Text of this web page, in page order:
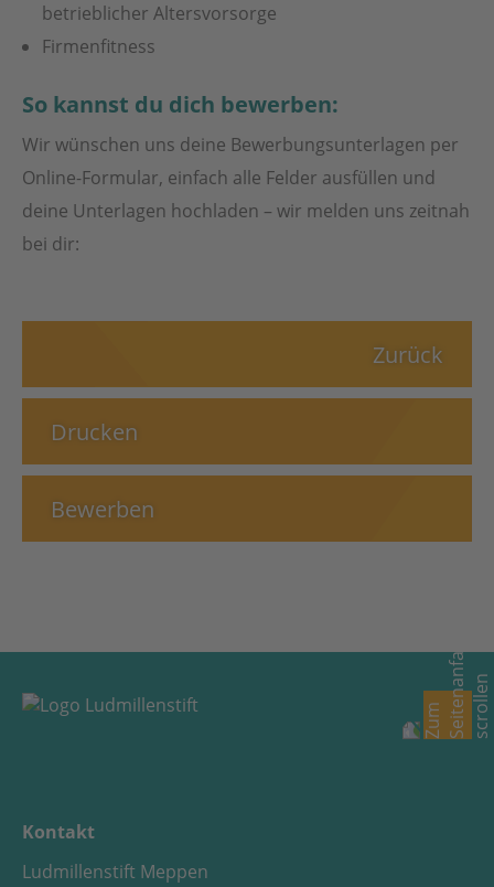
betrieblicher Altersvorsorge
Firmenfitness
So kannst du dich bewerben:
Wir wünschen uns deine Bewerbungsunterlagen per
Online-Formular, einfach alle Felder ausfüllen und
deine Unterlagen hochladen – wir melden uns zeitnah
bei dir:
Zurück
Drucken
Bewerben
Kontakt
Ludmillenstift Meppen